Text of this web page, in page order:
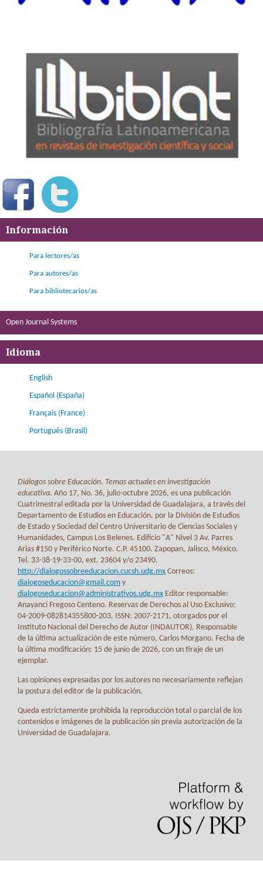
Información
Para lectores/as
Para autores/as
Para bibliotecarios/as
Open Journal Systems
Idioma
English
Español (España)
Français (France)
Português (Brasil)
Diálogos sobre Educación. Temas actuales en investigación
educativa. Año 17, No. 36, julio-octubre 2026, es una publicación
Cuatrimestral editada por la Universidad de Guadalajara, a través del
Departamento de Estudios en Educación, por la División de Estudios
de Estado y Sociedad del Centro Universitario de Ciencias Sociales y
Humanidades, Campus Los Belenes. Edificio "A" Nivel 3 Av. Parres
Arias #150 y Periférico Norte. C.P. 45100. Zapopan, Jalisco, México.
Tel. 33-38-19-33-00, ext. 23604 y/o 23490.
http://dialogossobreeducacion.cucsh.udg.mx Correos:
dialogoseducacion@gmail.com y
dialogoseducacion@administrativos.udg.mx Editor responsable:
Anayanci Fregoso Centeno. Reservas de Derechos al Uso Exclusivo:
04-2009-082814355800-203, ISSN: 2007-2171, otorgados por el
Instituto Nacional del Derecho de Autor (INDAUTOR). Responsable
de la última actualización de este número, Carlos Morgano. Fecha de
la última modificación: 15 de junio de 2026, con un tiraje de un
ejemplar.
Las opiniones expresadas por los autores no necesariamente reflejan
la postura del editor de la publicación.
Queda estrictamente prohibida la reproducción total o parcial de los
contenidos e imágenes de la publicación sin previa autorización de la
Universidad de Guadalajara.